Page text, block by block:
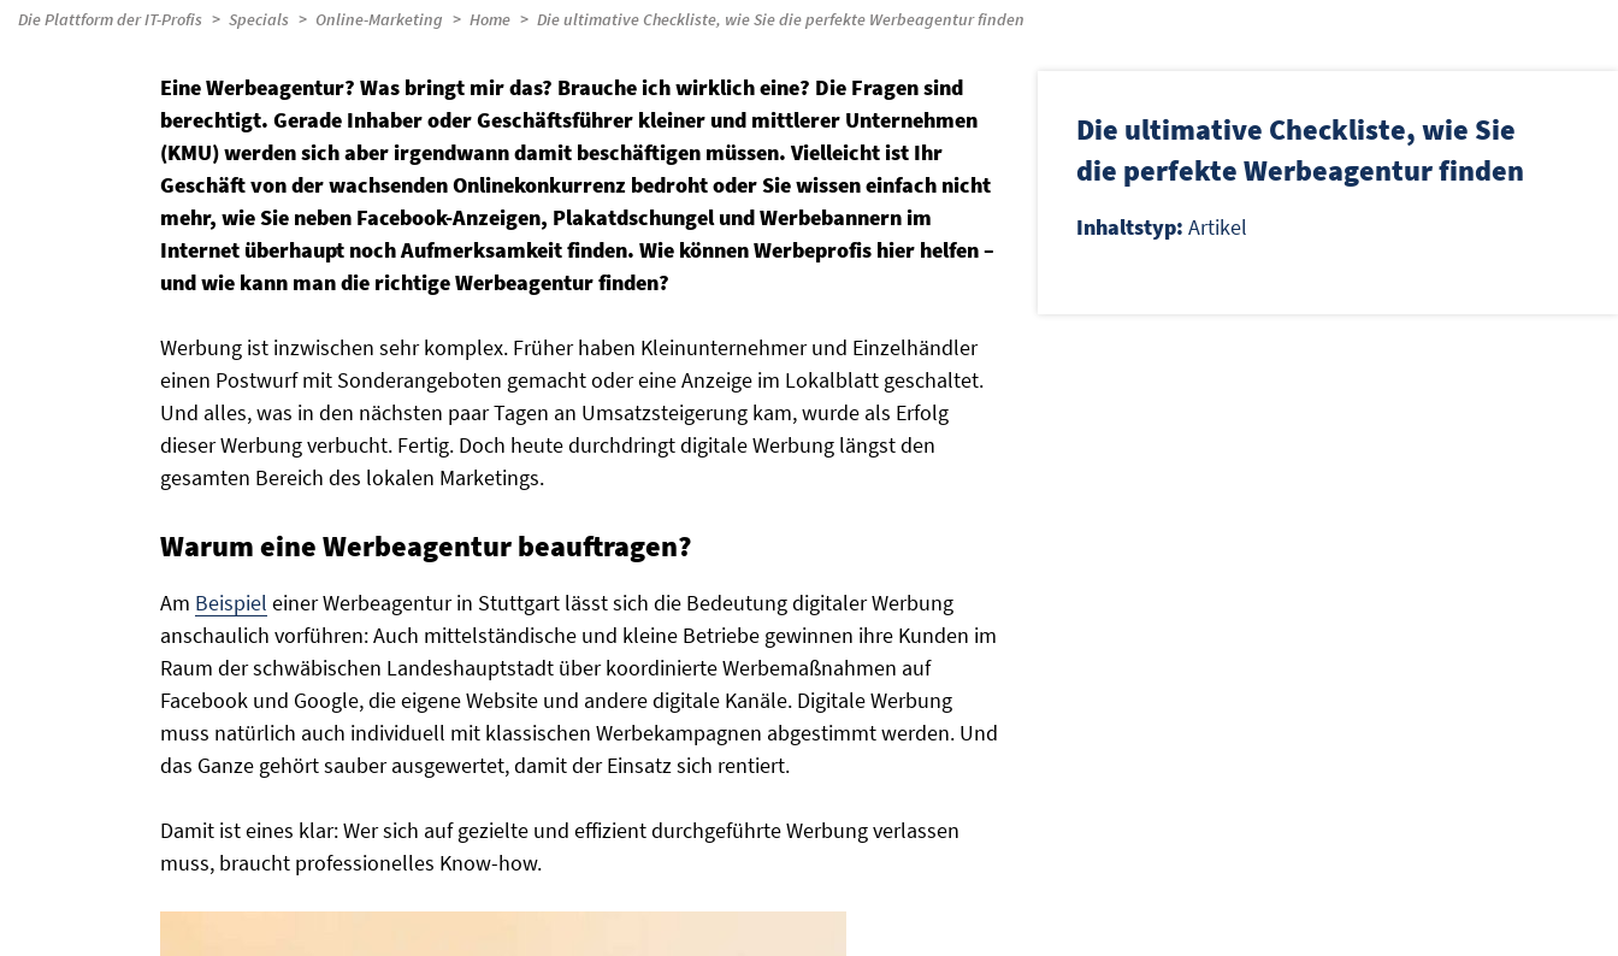
Die Plattform der IT-Profis Specials Online-Marketing Home Die ultimative Checkliste, wie Sie die perfekte Werbeagentur finden
Eine Werbeagentur? Was bringt mir das? Brauche ich wirklich eine? Die Fragen sind
berechtigt. Gerade Inhaber oder Geschäftsführer kleiner und mittlerer Unternehmen
(KMU) werden sich aber irgendwann damit beschäftigen müssen. Vielleicht ist Ihr
Geschäft von der wachsenden Onlinekonkurrenz bedroht oder Sie wissen einfach nicht
mehr, wie Sie neben Facebook-Anzeigen, Plakatdschungel und Werbebannern im
Internet überhaupt noch Aufmerksamkeit finden. Wie können Werbeprofis hier helfen –
und wie kann man die richtige Werbeagentur finden?
Werbung ist inzwischen sehr komplex. Früherhaben Kleinunternehmer und Einzelhändler
einen Postwurf mit Sonderangeboten gemacht oder eine Anzeige im Lokalblatt geschaltet.
Und alles, was in den nächsten paar Tagen an Umsatzsteigerung kam, wurde als Erfolg
dieser Werbung verbucht. Fertig. Doch heute durchdringtdigitale Werbung längst den
gesamten Bereich des lokalen Marketings.
Warum eine Werbeagentur beauftragen?
Am Beispiel einer Werbeagentur in Stuttgart lässt sich die Bedeutung digitaler Werbung
anschaulich vorführen: Auch mittelständische und kleine Betriebe gewinnen ihre Kunden im
Raum der schwäbischen Landeshauptstadt über koordinierte Werbemaßnahmen auf
Facebook und Google, die eigene Website und andere digitale Kanäle. Digitale Werbung
muss natürlich auch individuell mit klassischen Werbekampagnen abgestimmt werden. Und
das Ganze gehört sauber ausgewertet, damit der Einsatz sich rentiert.
Damit ist eines klar: Wer sich auf gezielte und effizient durchgeführte Werbung verlassen
muss, braucht professionelles Know-how.
Die ultimative Checkliste, wie Sie
die perfekte Werbeagentur finden
Inhaltstyp: Artikel